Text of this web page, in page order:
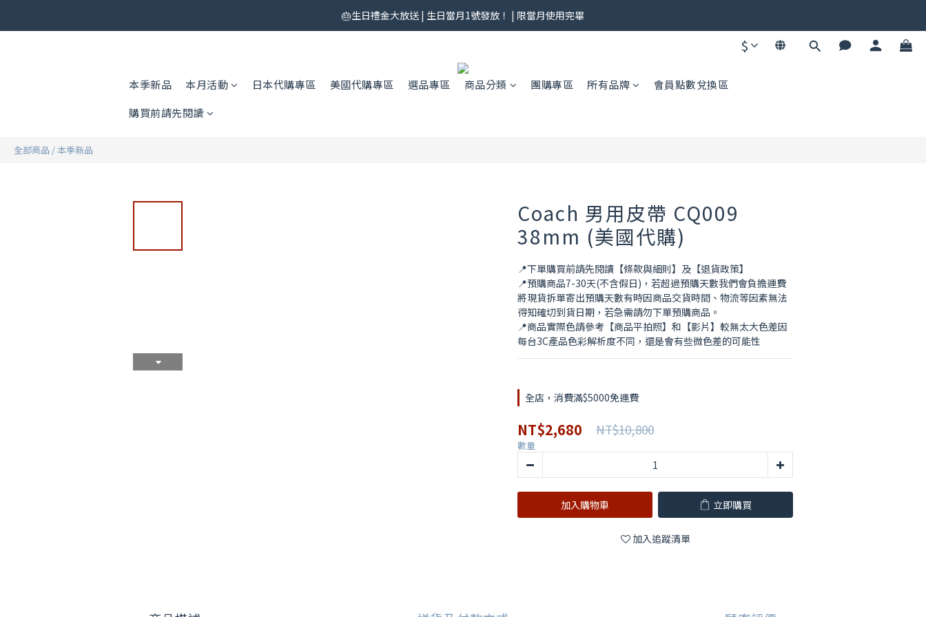
🎟️ 免運券來了！每月 25 號準時開搶｜$299／$999 各一張｜官網領券中心領，碼碼不同快去領！
🎂生日禮金大放送 | 生日當月1號發放！ | 限當月使用完畢
$
本季新品 本月活動 日本代購專區 美國代購專區 選品專區 商品分類 團購專區 所有品牌
會員點數兌換區
購買前請先閱讀
全部商品 /本季新品
Coach 男用皮帶 CQ009
38mm (美國代購)
📍下單購買前請先閱讀【條款與細則】及【退貨政策】
📍預購商品7-30天(不含假日)，若超過預購天數我們會負擔運費
將現貨拆單寄出預購天數有時因商品交貨時間、物流等因素無法
得知確切到貨日期，若急需請勿下單預購商品。
📍商品實際色請參考【商品平拍照】和【影片】較無太大色差因
每台3C產品色彩解析度不同，還是會有些微色差的可能性
全店，消費滿$5000免運費
NT$2,680 NT$10,800
數量
加入購物車 立即購買
加入追蹤清單
立即購買